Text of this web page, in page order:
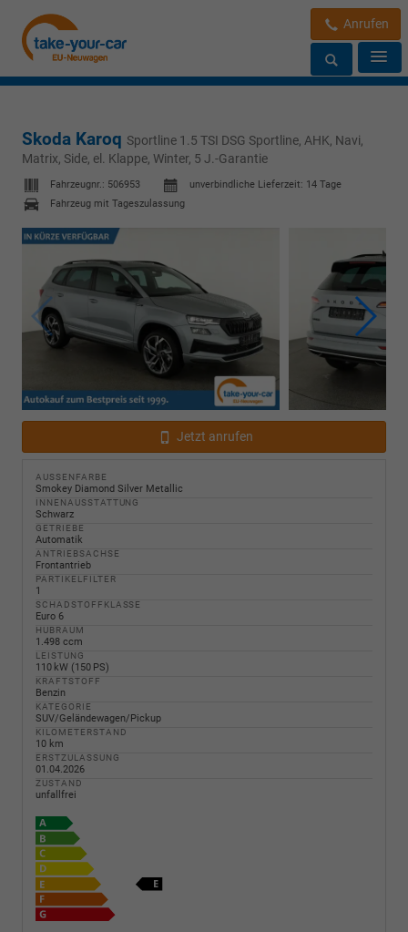
Anrufen
Skoda Karoq Sportline 1.5 TSI DSG Sportline, AHK, Navi,
Matrix, Side, el. Klappe, Winter, 5 J.-Garantie
Fahrzeugnr.: 506953 unverbindliche Lieferzeit: 14 Tage
Fahrzeug mit Tageszulassung
Jetzt anrufen
AUSSENFARBE
Smokey Diamond Silver Metallic
INNENAUSSTATTUNG
Schwarz
GETRIEBE
Automatik
ANTRIEBSACHSE
Frontantrieb
PARTIKELFILTER
1
SCHADSTOFFKLASSE
Euro 6
HUBRAUM
1.498 ccm
LEISTUNG
110 kW (150 PS)
KRAFTSTOFF
Benzin
KATEGORIE
SUV/Geländewagen/Pickup
KILOMETERSTAND
10 km
ERSTZULASSUNG
01.04.2026
ZUSTAND
unfallfrei